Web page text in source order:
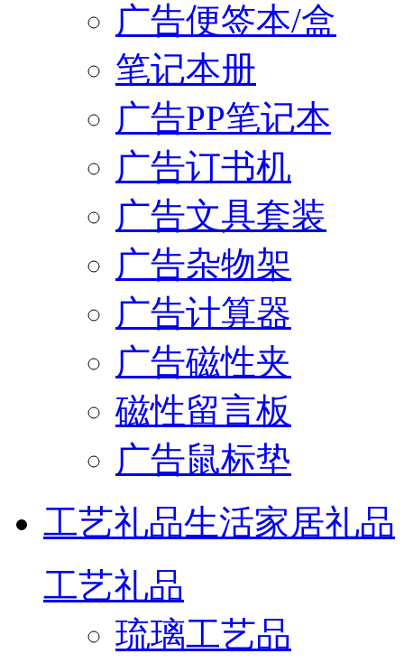
广告便签本/盒
笔记本册
广告PP笔记本
广告订书机
广告文具套装
广告杂物架
广告计算器
广告磁性夹
磁性留言板
广告鼠标垫
工艺礼品生活家居礼品
工艺礼品
琉璃工艺品